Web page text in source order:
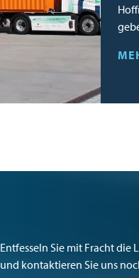
Entfesseln Sie mit Fracht
und kontaktieren Sie uns